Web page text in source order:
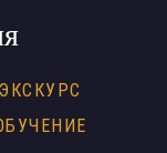
ЭКСКУРС